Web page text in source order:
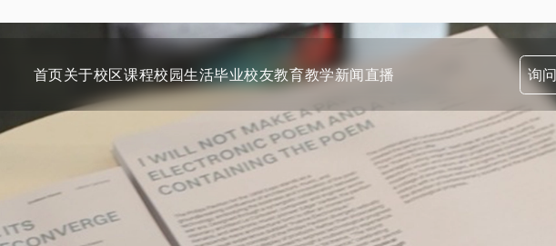
首页关于校区课程校园生活毕业校友教育教学新闻直播 询问